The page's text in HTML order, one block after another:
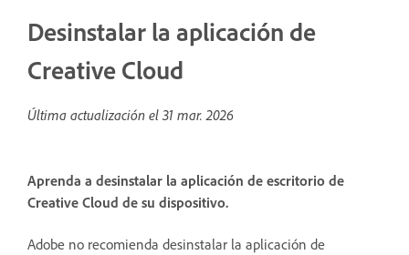
Desinstalar la aplicación de
Creative Cloud
Última actualización el 31 mar. 2026
Aprenda a desinstalar la aplicación de escritorio de
Creative Cloud de su dispositivo.
Adobe no recomienda desinstalar la aplicación de